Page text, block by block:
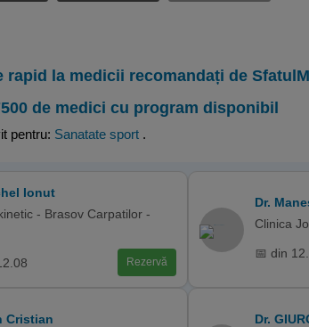
rapid la medicii recomandați de
de medici cu program disponibil
pentru: Sanatate sport .
Ionut
- Brasov Carpatilor -
Rezervă
Dr.
Clinica
📅 din
Cristian Dr.